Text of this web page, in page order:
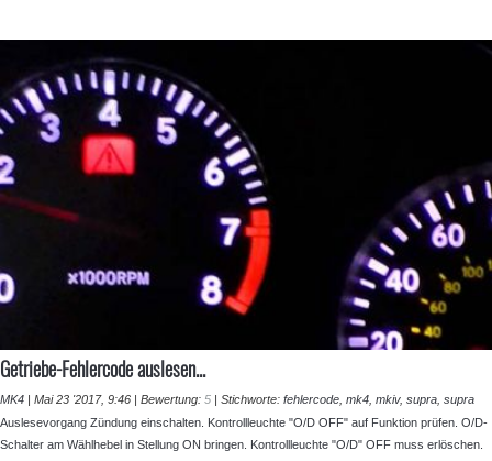
Getriebe-Fehlercode auslesen...
MK4 | Mai 23 '2017, 9:46 | Bewertung: 5 | Stichworte: fehlercode mk4 mkiv, supra supra
Auslesevorgang Zündung einschalten. Kontrollleuchte "O/D OFF" auf Funktion prüfen. O/D-
Schalter am Wählhebel in Stellung ON bringen. Kontrollleuchte "O/D" OFF muss erlöschen.